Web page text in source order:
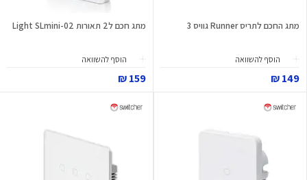
מתג החכם לתריס Runner גוויס 3
הוסף להשוואה
149 ₪
מתג חכם ל2 תאורות Light SLmini-02
הוסף להשוואה
159 ₪